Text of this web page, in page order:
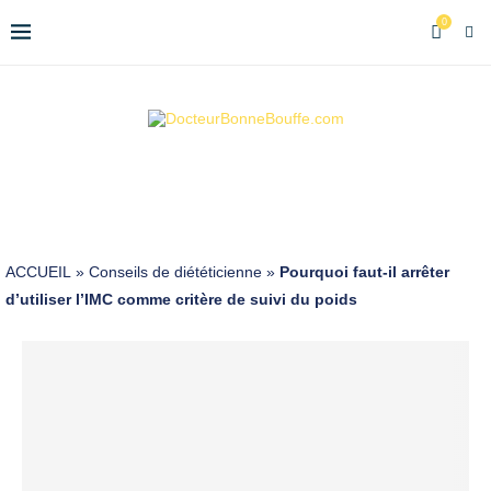
0
ACCUEIL » Conseils de diététicienne » Pourquoi faut-il arrêter
d’utiliser l’IMC comme critère de suivi du poids